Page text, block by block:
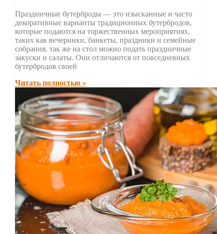
Праздничные бутерброды — это изысканные и часто
декоративные варианты традиционных бутербродов,
которые подаются на торжественных мероприятиях,
таких как вечеринки, банкеты, праздники и семейные
собрания, так же на стол можно подать праздничные
закуски и салаты. Они отличаются от повседневных
бутербродов своей
Читать полностью »